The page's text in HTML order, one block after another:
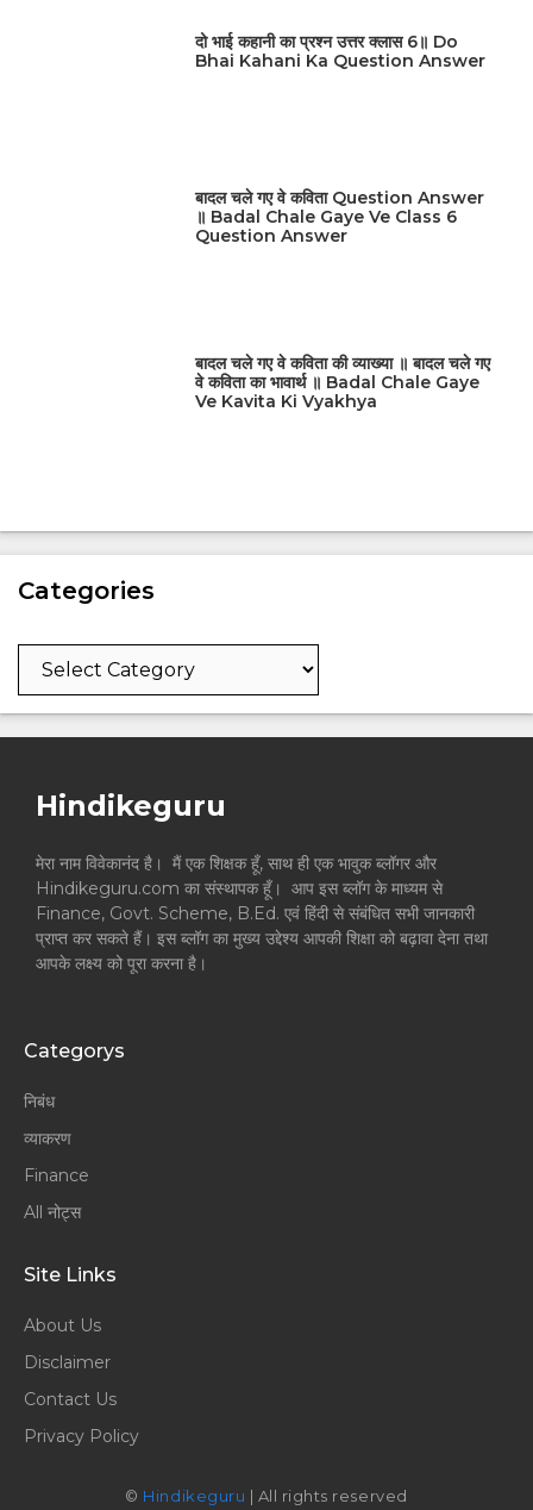
दो भाई कहानी का प्रश्न उत्तर क्लास 6॥ Do
Bhai Kahani Ka Question Answer
बादल चले गए वे कविता Question Answer
॥ Badal Chale Gaye Ve Class 6
Question Answer
बादल चले गए वे कविता की व्याख्या ॥ बादल चले गए
वे कविता का भावार्थ ॥ Badal Chale Gaye
Ve Kavita Ki Vyakhya
Categories
Categories
Hindikeguru
मेरा नाम विवेकानंद है। मैं एक शिक्षक हूँ, साथ ही एक भावुक ब्लॉगर और
Hindikeguru.com का संस्थापक हूँ। आप इस ब्लॉग के माध्यम से
Finance, Govt. Scheme, B.Ed. एवं हिंदी से संबंधित सभी जानकारी
प्राप्त कर सकते हैं। इस ब्लॉग का मुख्य उद्देश्य आपकी शिक्षा को बढ़ावा देना तथा
आपके लक्ष्य को पूरा करना है।
Categorys
निबंध
व्याकरण
Finance
All नोट्स
Site Links
About Us
Disclaimer
Contact Us
Privacy Policy
© Hindikeguru | All rights reserved